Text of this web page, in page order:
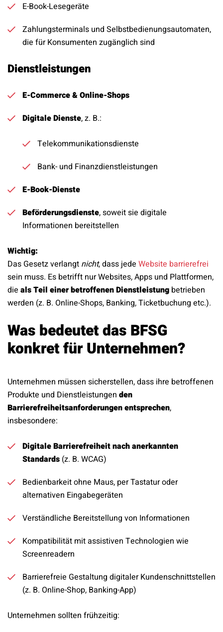
E-Book-Lesegeräte
Zahlungsterminals und Selbstbedienungsautomaten,
die für Konsumenten zugänglich sind
Dienstleistungen
E-Commerce & Online-Shops
Digitale Dienste, z. B.:
Telekommunikationsdienste
Bank- und Finanzdienstleistungen
E-Book-Dienste
Beförderungsdienste, soweit sie digitale
Informationen bereitstellen
Wichtig:
Das Gesetz verlangt nicht, dass jede Website barrierefrei
sein muss. Es betrifft nur Websites, Apps und Plattformen,
die als Teil einer betroffenen Dienstleistung betrieben
werden (z. B. Online-Shops, Banking, Ticketbuchung etc.).
Was bedeutet das BFSG
konkret für Unternehmen?
Unternehmen müssen sicherstellen, dass ihre betroffenen
Produkte und Dienstleistungen den
Barrierefreiheitsanforderungen entsprechen,
insbesondere:
Digitale Barrierefreiheit nach anerkannten
Standards (z. B. WCAG)
Bedienbarkeit ohne Maus, per Tastatur oder
alternativen Eingabegeräten
Verständliche Bereitstellung von Informationen
Kompatibilität mit assistiven Technologien wie
Screenreadern
Barrierefreie Gestaltung digitaler Kundenschnittstellen
(z. B. Online-Shop, Banking-App)
Unternehmen sollten frühzeitig: